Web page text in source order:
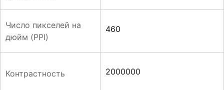
Число пикселей на
дюйм (PPI)
460
Контрастность 2000000